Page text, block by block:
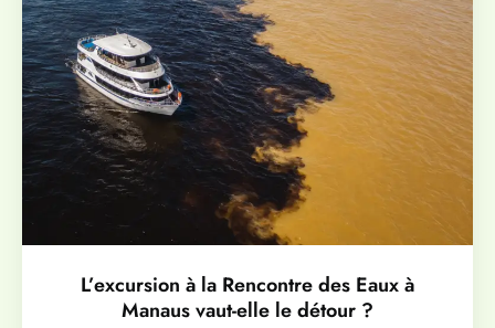
L’excursion à la Rencontre des Eaux à
Manaus vaut-elle le détour ?